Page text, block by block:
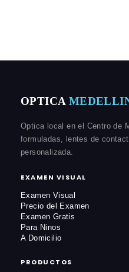
OPTICA
Optica local en el Centro de
formuladas, lentes de
personalizada.
EXAMEN VISUAL
Examen Visual
Precio del Examen
Examen Gratis
Para Ninos
A Domicilio
PRODUCTOS